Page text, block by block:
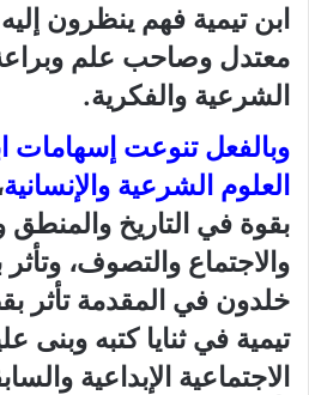
ابن تيمية فهم ينظرون
معتدل وصاحب علم
الشرعية والفكرية.
وبالفعل تنوعت إسهامات
العلوم الشرعية والإنسانية
بقوة في التاريخ والمنطق
والاجتماع والتصوف، وتأثر
خلدون في المقدمة تأثر
تيمية في ثنايا كتبه وبنى
الاجتماعية الإبداعية